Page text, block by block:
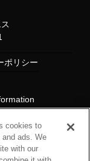
ポリシー
cookies to
ads. We
with our